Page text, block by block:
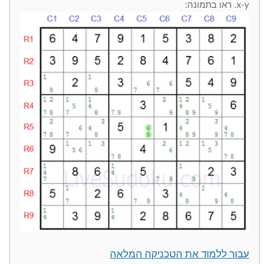
x-y. ראו בתמונה:
עבור ללמוד את הטכניקה המלאה